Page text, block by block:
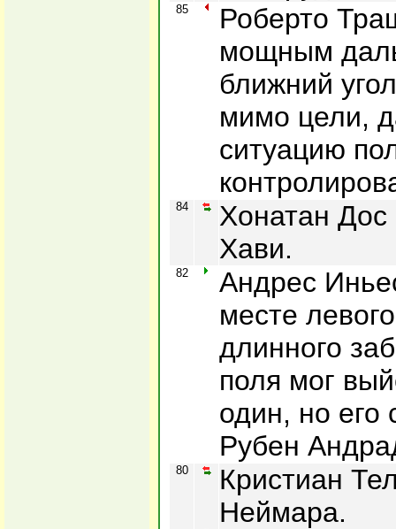
85
Роберто
мощным
ближний
мимо цели,
ситуацию
84
Хонатан
Хави.
82
Андрес
месте
длинного
поля мог
один, но его
Рубен
80
Кристиан
Неймара.